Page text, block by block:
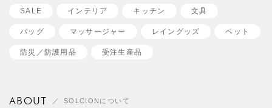
SALE インテリア キッチン 文具
バッグ マッサージャー レイングッズ ペット
防災／ 防護用品 受注生産品
ABOUT SOLCIONについて